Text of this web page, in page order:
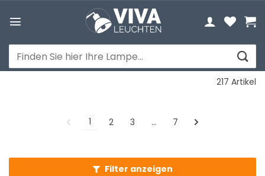
Inhalt
Suchen
nach:
217 Artikel
1 2 3 … 7
Filter anzeigen